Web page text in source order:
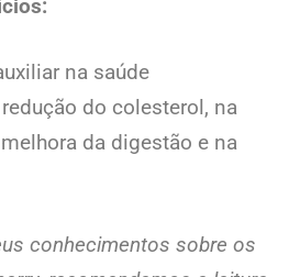
na saúde
do colesterol, na
da digestão e na
conhecimentos sobre os